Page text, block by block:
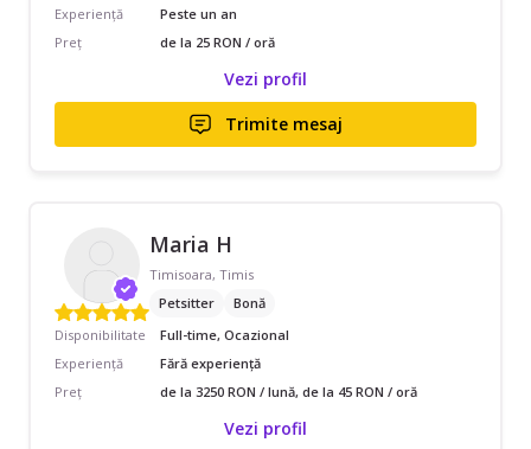
Experiență
Peste un an
Preț
de la 25 RON / oră
Vezi profil
Trimite mesaj
Maria H
Timisoara, Timis
Petsitter
Bonă
Disponibilitate
Full-time, Ocazional
Experiență
Fără experiență
Preț
de la 3250 RON / lună, de la 45 RON / oră
Vezi profil